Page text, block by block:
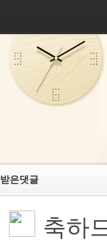
받은댓글
축하